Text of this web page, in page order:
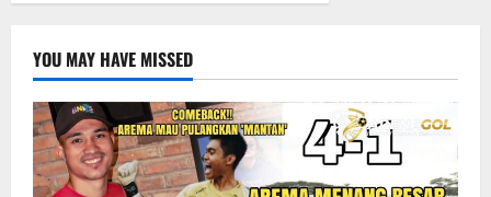
YOU MAY HAVE MISSED